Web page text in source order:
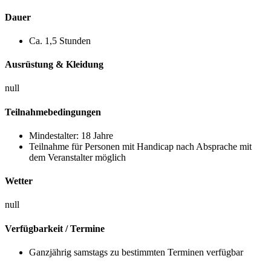
Dauer
Ca. 1,5 Stunden
Ausrüstung & Kleidung
null
Teilnahmebedingungen
Mindestalter: 18 Jahre
Teilnahme für Personen mit Handicap nach Absprache mit
dem Veranstalter möglich
Wetter
null
Verfügbarkeit / Termine
Ganzjährig samstags zu bestimmten Terminen verfügbar